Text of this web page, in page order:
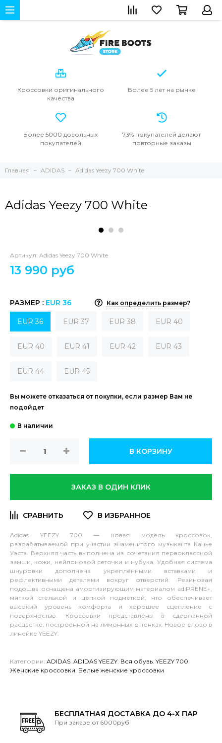
Кроссовки оригинального
качества
Более 5 летна рынке
Более 5000 довольных
покупателей
73% покупателей делают
повторные заказы
Главная ADIDAS Adidas Yeezy 700 White
Adidas Yeezy 700 White
Артикул: Adidas Yeezy 700 White
13 990 руб
РАЗМЕР : EUR 36 Как определить размер?
EUR 36 EUR 37 EUR 38 EUR 40
EUR 40 EUR 41 EUR 42 EUR 43
EUR 44 EUR 45
Вы можете отказаться от покупки, если размер Вам не
подойдет
В КОРЗИНУ
ЗАКАЗ В ОДИН КЛИК
Adidas YEEZY 700 — новая модель кроссовок,
разрабатываемой при участии знаменитого музыканта Канье
Уэста. Верхняя часть выполнена из сочетания первоклассной
замши, кожи, нейлоновой сеточки и нубука. Удобная система
шнуровки дополнена укреплёнными вставками и
рефлективными деталями вокруг отверстий. Резиновая
подошва оснащена амортизирующим материалом adiPRENE+,
мягкой стелькой и цепкой подмёткой, что обеспечивает
высокий уровень комфорта и хорошее сцепление с
поверхностью. Кроссовки представлены в сдержанной
расцветке, построенной на лимонных оттенках. Новое слово в
линейке YEEZY.
yeezy-
boost-
Категории: ADIDAS ADIDAS YEEZY Вся обувь YEEZY 700
Женские кроссовки Белые женские кроссовки
БЕСПЛАТНАЯ ДОСТАВКА ДО 4-Х ПАР
При заказе от 6000руб